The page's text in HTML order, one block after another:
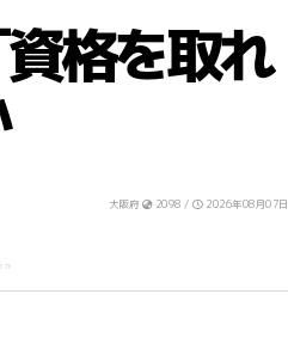
格を取れ
大阪府 2098 / 2026年08月07日
か